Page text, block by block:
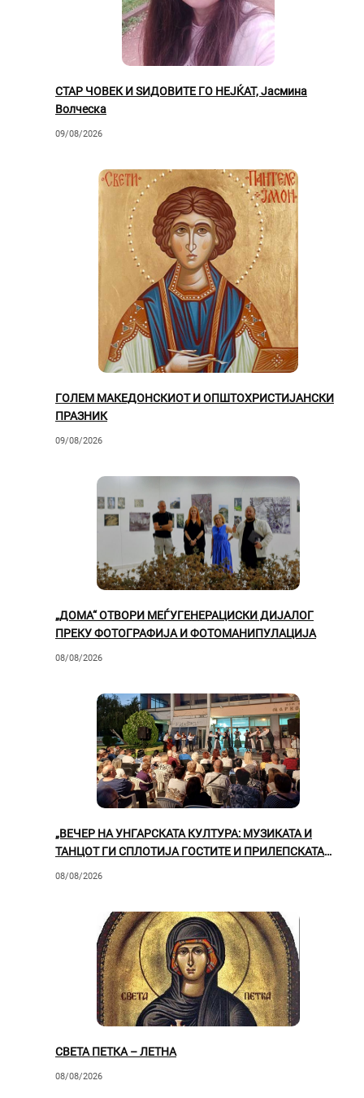
СТАР ЧОВЕК И ЅИДОВИТЕ ГО НЕЈЌАТ, Јасмина
Волческа
09/08/2026
ГОЛЕМ МАКЕДОНСКИОТ И ОПШТОХРИСТИЈАНСКИ
ПРАЗНИК
09/08/2026
„ДОМА“ ОТВОРИ МЕЃУГЕНЕРАЦИСКИ ДИЈАЛОГ
ПРЕКУ ФОТОГРАФИЈА И ФОТОМАНИПУЛАЦИЈА
08/08/2026
„ВЕЧЕР НА УНГАРСКАТА КУЛТУРА: МУЗИКАТА И
ТАНЦОТ ГИ СПЛОТИЈА ГОСТИТЕ И ПРИЛЕПСКАТА
08/08/2026
СВЕТА ПЕТКА – ЛЕТНА
08/08/2026